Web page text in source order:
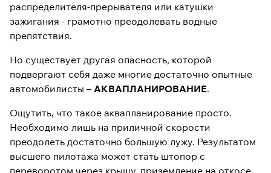
распределителя-прерывателя или катушки
зажигания - грамотно преодолевать водные
препятствия.
Но существует другая опасность, которой
подвергают себя даже многие достаточно опытные
автомобилисты – АКВАПЛАНИРОВАНИЕ.
Ощутить, что такое аквапланирование просто.
Необходимо лишь на приличной скорости
преодолеть достаточно большую лужу. Результатом
высшего пилотажа может стать штопор с
переворотом через крышу, приземление на откосе